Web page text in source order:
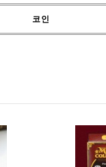
코인